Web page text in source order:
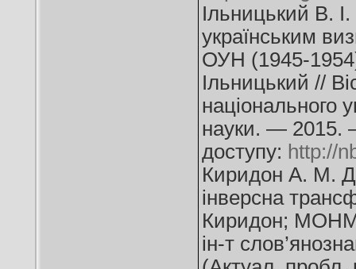
Ільницький В.
українським
ОУН (1945-
Ільницький //
національного
науки. —
доступу: http://
Киридон А. М.
інверсна
Киридон; МОНМС
ін-т